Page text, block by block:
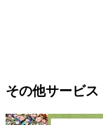
その他サービス